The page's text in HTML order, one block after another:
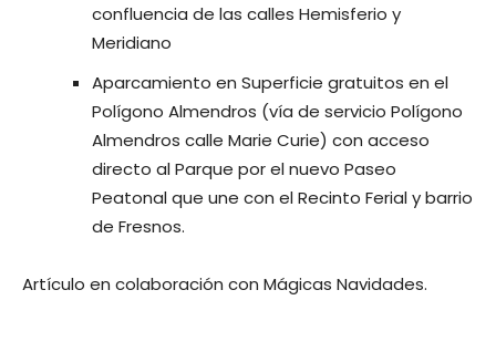
confluencia de las calles Hemisferio y
Meridiano
Aparcamiento en Superficie gratuitos en el
Polígono Almendros (vía de servicio Polígono
Almendros calle Marie Curie) con acceso
directo al Parque por el nuevo Paseo
Peatonal que une con el Recinto Ferial y barrio
de Fresnos.
Artículo en colaboración con Mágicas Navidades.